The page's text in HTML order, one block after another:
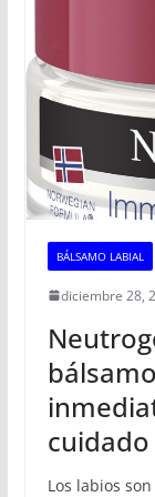
BÁLSAMO LABIAL
diciembre 28,
Los labios